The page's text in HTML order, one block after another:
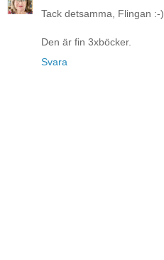
Tack detsamma, Flingan :-)
Den är fin 3xböcker.
Svara